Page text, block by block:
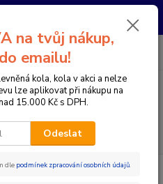
si prosím zavolejte dopředu.
Menu
CZK
Horská elektrokola s předním
na tvůj nákup,
emailu!
kola, kola v akci a nelze
lze aplikovat při nákupu na
15.000 Kč s DPH.
Odeslat
dle podmínek zpracování osobních údajů.